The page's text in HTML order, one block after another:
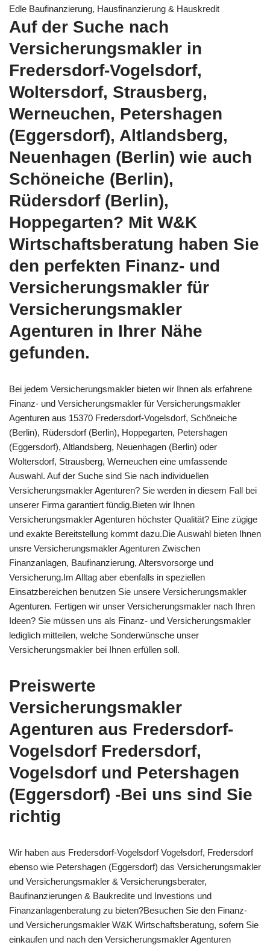
Edle Baufinanzierung, Hausfinanzierung & Hauskredit
Auf der Suche nach
Versicherungsmakler in
Fredersdorf-Vogelsdorf,
Woltersdorf, Strausberg,
Werneuchen, Petershagen
(Eggersdorf), Altlandsberg,
Neuenhagen (Berlin) wie auch
Schöneiche (Berlin),
Rüdersdorf (Berlin),
Hoppegarten? Mit W&K
Wirtschaftsberatung haben Sie
den perfekten Finanz- und
Versicherungsmakler für
Versicherungsmakler
Agenturen in Ihrer Nähe
gefunden.
Bei jedem Versicherungsmakler bieten wir Ihnen als erfahrene
Finanz- und Versicherungsmakler für Versicherungsmakler
Agenturen aus 15370 Fredersdorf-Vogelsdorf, Schöneiche
(Berlin), Rüdersdorf (Berlin), Hoppegarten, Petershagen
(Eggersdorf), Altlandsberg, Neuenhagen (Berlin) oder
Woltersdorf, Strausberg, Werneuchen eine umfassende
Auswahl. Auf der Suche sind Sie nach individuellen
Versicherungsmakler Agenturen? Sie werden in diesem Fall bei
unserer Firma garantiert fündig.Bieten wir Ihnen
Versicherungsmakler Agenturen höchster Qualität? Eine zügige
und exakte Bereitstellung kommt dazu.Die Auswahl bieten Ihnen
unsre Versicherungsmakler Agenturen Zwischen
Finanzanlagen, Baufinanzierung, Altersvorsorge und
Versicherung.Im Alltag aber ebenfalls in speziellen
Einsatzbereichen benutzen Sie unsere Versicherungsmakler
Agenturen. Fertigen wir unser Versicherungsmakler nach Ihren
Ideen? Sie müssen uns als Finanz- und Versicherungsmakler
lediglich mitteilen, welche Sonderwünsche unser
Versicherungsmakler bei Ihnen erfüllen soll.
Preiswerte
Versicherungsmakler
Agenturen aus Fredersdorf-
Vogelsdorf Fredersdorf,
Vogelsdorf und Petershagen
(Eggersdorf) -Bei uns sind Sie
richtig
Wir haben aus Fredersdorf-Vogelsdorf Vogelsdorf, Fredersdorf
ebenso wie Petershagen (Eggersdorf) das Versicherungsmakler
und Versicherungsmakler & Versicherungsberater,
Baufinanzierungen & Baukredite und Investions und
Finanzanlagenberatung zu bieten?Besuchen Sie den Finanz-
und Versicherungsmakler W&K Wirtschaftsberatung, sofern Sie
einkaufen und nach den Versicherungsmakler Agenturen